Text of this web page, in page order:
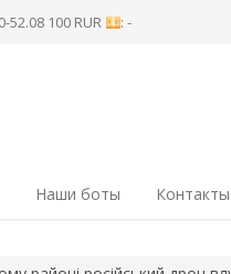
52.08 100 RUR : -
Наши боты Контакты